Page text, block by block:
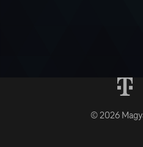
© 2026